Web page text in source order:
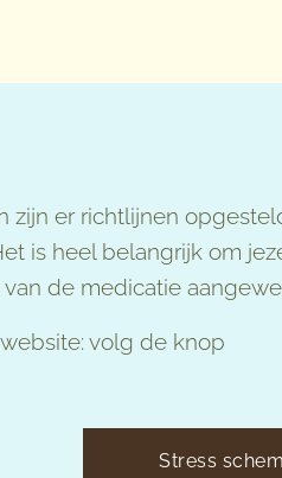
zijn er richtlijnen
is heel belangrijk om
de medicatie
volg de knop
Stress